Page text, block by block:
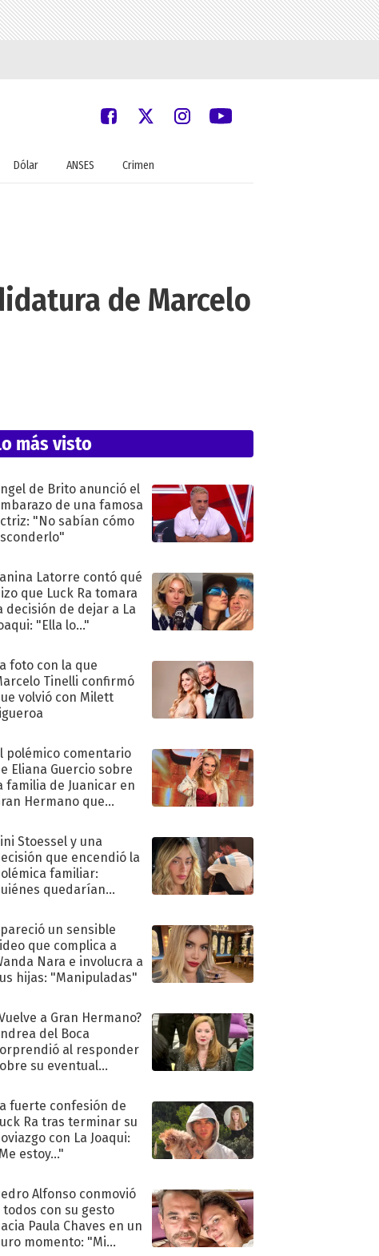
Dólar ANSES Crimen
de Marcelo
más visto
de Brito anunció el
de una famosa
"No sabían cómo
Latorre contó qué
que Luck Ra tomara
decisión de dejar a La
"Ella lo..."
foto con la que
Tinelli confirmó
volvió con Milett
polémico comentario
Eliana Guercio sobre
familia de Juanicar en
Hermano que
Stoessel y una
que encendió la
familiar:
quedarían
un sensible
que complica a
Nara e involucra a
hijas: "Manipuladas"
a Gran Hermano?
del Boca
al responder
su eventual
fuerte confesión de
Ra tras terminar su
con La Joaqui:
estoy..."
Alfonso conmovió
todos con su gesto
Paula Chaves en un
momento: "Mi